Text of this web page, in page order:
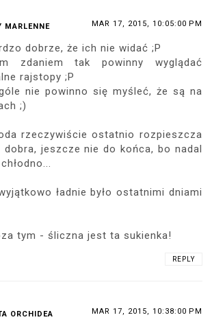
MARLENNE MAR 17, 2015, 10:05:00 PM
dobrze, że ich nie widać ;P
zdaniem tak powinny wyglądać
rajstopy ;P
nie powinno się myśleć, że są na
;)
rzeczywiście ostatnio rozpieszcza
dobra, jeszcze nie do końca, bo nadal
ładnie było ostatnimi dniami
tym - śliczna jest ta sukienka!
REPLY
ORCHIDEA MAR 17, 2015, 10:38:00 PM